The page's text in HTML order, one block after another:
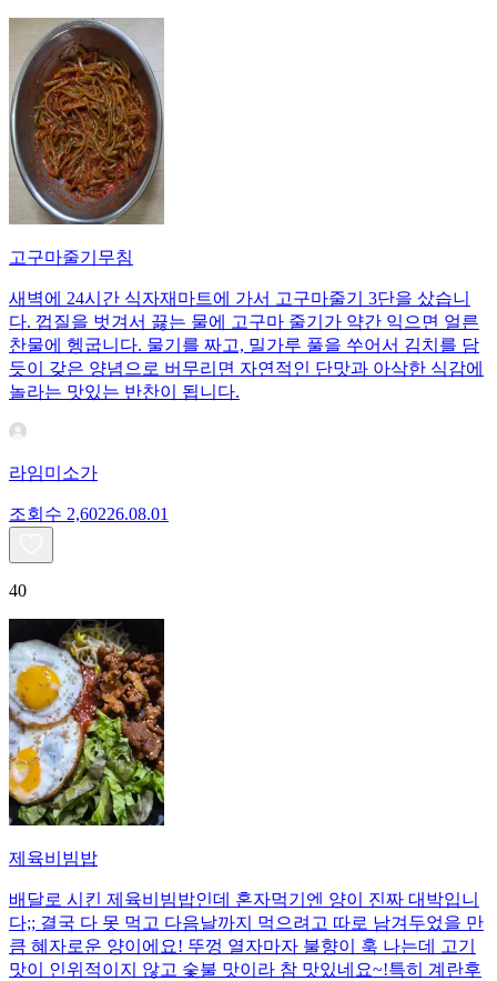
고구마줄기무침
새벽에 24시간 식자재마트에 가서 고구마줄기 3단을 샀습니
다. 껍질을 벗겨서 끓는 물에 고구마 줄기가 약간 익으면 얼른
찬물에 헹굽니다. 물기를 짜고, 밀가루 풀을 쑤어서 김치를 담
듯이 갖은 양념으로 버무리면 자연적인 단맛과 아삭한 식감에
놀라는 맛있는 반찬이 됩니다.
라임미소가
조회수 2,60226.08.01
40
제육비빔밥
배달로 시킨 제육비빔밥인데 혼자먹기엔 양이 진짜 대박입니
다;; 결국 다 못 먹고 다음날까지 먹으려고 따로 남겨두었을 만
큼 혜자로운 양이에요! 뚜껑 열자마자 불향이 훅 나는데 고기
맛이 인위적이지 않고 숯불 맛이라 참 맛있네요~!특히 계란후